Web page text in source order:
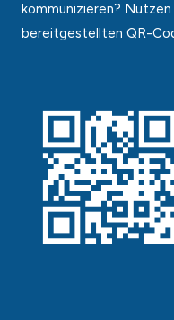
kommunizieren?
bereitgestellten QR-